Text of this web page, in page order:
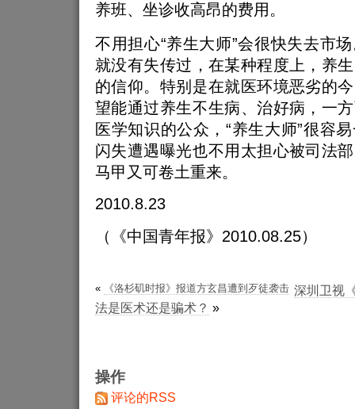
养班、坐诊收高昂的费用。
不用担心“养生大师”会很快失去市
就没有失传过，在某种程度上，养
的信仰。特别是在就医环境恶劣的
望能通过养生不生病、治好病，一
医学知识的公众，“养生大师”很容
闪失遭遇曝光也不用太担心被司法
马甲又可卷土重来。
2010.8.23
（《中国青年报》2010.08.25）
« 《洛杉矶时报》报道方玄昌遭到歹徒袭击 深圳卫视
法是医术还是骗术？ »
操作
评论的RSS